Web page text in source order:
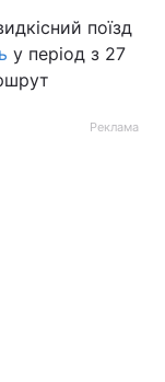
поїзд
у період з 27
Реклама